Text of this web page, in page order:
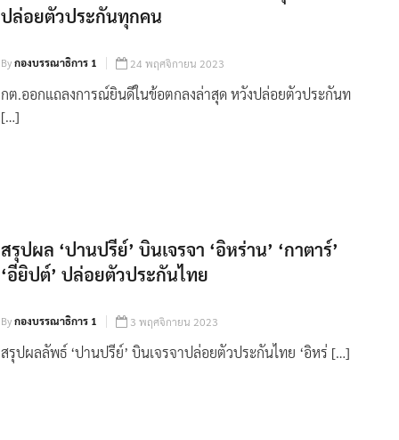
ปล่อยตัวประกันทุกคน
Byกองบรรณาธิการ 1 24 พฤศจิกายน 2023
กต.ออกแถลงการณ์ยินดีในข้อตกลงล่าสุด หวังปล่อยตัวประกันท
[…]
สรุปผล ‘ปานปรีย์’ บินเจรจา ‘อิหร่าน’ ‘กาตาร์’
‘อียิปต์’ ปล่อยตัวประกันไทย
Byกองบรรณาธิการ 1 3 พฤศจิกายน 2023
สรุปผลลัพธ์ ‘ปานปรีย์’ บินเจรจาปล่อยตัวประกันไทย ‘อิหร่ […]